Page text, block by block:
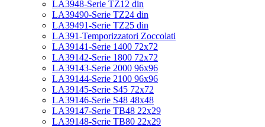
LA3948-Serie TZ12 din
LA39490-Serie TZ24 din
LA39491-Serie TZ25 din
LA391-Temporizzatori Zoccolati
LA39141-Serie 1400 72x72
LA39142-Serie 1800 72x72
LA39143-Serie 2000 96x96
LA39144-Serie 2100 96x96
LA39145-Serie S45 72x72
LA39146-Serie S48 48x48
LA39147-Serie TB48 22x29
LA39148-Serie TB80 22x29